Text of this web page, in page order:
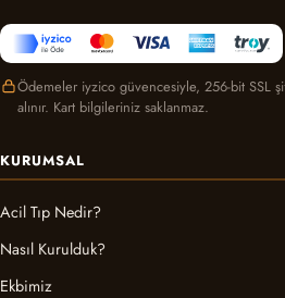
Ödemeler iyzico güvencesiyle, 256-bit SSL
alınır. Kart bilgileriniz saklanmaz.
KURUMSAL
Acil Tıp Nedir?
Nasıl Kurulduk?
Ekbimiz